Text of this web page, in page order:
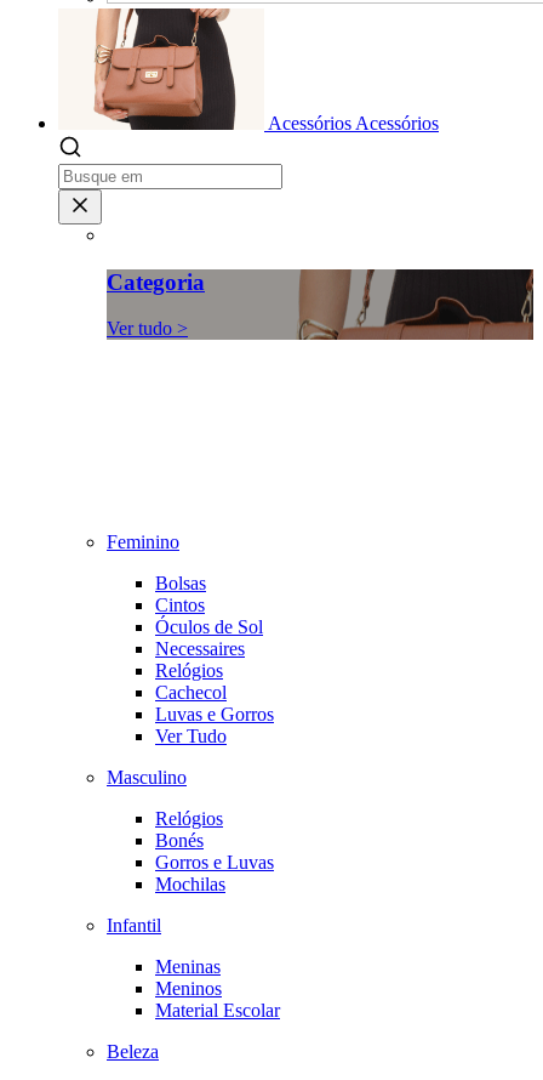
Acessórios Acessórios
Categoria
Ver tudo >
Feminino
Bolsas
Cintos
Óculos de Sol
Necessaires
Relógios
Cachecol
Luvas e Gorros
Ver Tudo
Masculino
Relógios
Bonés
Gorros e Luvas
Mochilas
Infantil
Meninas
Meninos
Material Escolar
Beleza